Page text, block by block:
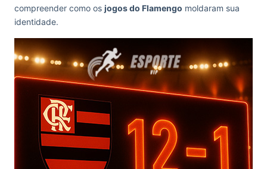
compreender como os jogos do Flamengo moldaram sua
identidade.